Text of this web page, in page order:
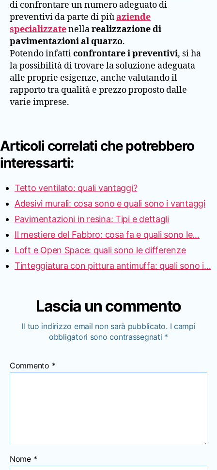
di confrontare un numero adeguato di
preventivi da parte di piùaziende
specializzatenellarealizzazione di
pavimentazioni al quarzo.
Potendo infatticonfrontare i preventivi, si ha
la possibilità di trovare la soluzione adeguata
alle proprie esigenze, anche valutando il
rapporto tra qualità e prezzo proposto dalle
varie imprese.
Articoli correlati che potrebbero
interessarti:
Tetto ventilato: quali vantaggi?
Adesivi murali: cosa sono e quali sono i vantaggi
Pavimentazioni in resina: Tipi e dettagli
Il mestiere del Fabbro: cosa fa e quali sono le…
Loft e Open Space: quali sono le differenze
Tinteggiatura con pittura antimuffa: quali sono i…
Lascia un commento
Il tuo indirizzo email non sarà pubblicato. I campi
obbligatori sono contrassegnati *
Commento *
Nome *